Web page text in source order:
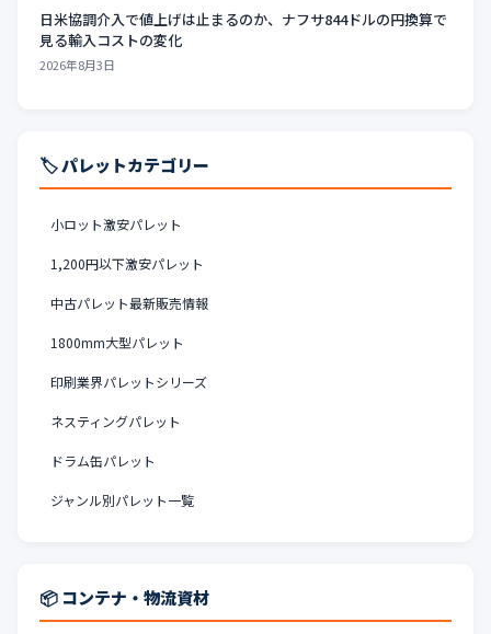
日米協調介入で値上げは止まるのか、ナフサ844ドルの円換算で
見る輸入コストの変化
2026年8月3日
🏷️ パレットカテゴリー
小ロット激安パレット
1,200円以下激安パレット
中古パレット最新販売情報
1800mm大型パレット
印刷業界パレットシリーズ
ネスティングパレット
ドラム缶パレット
ジャンル別パレット一覧
📦 コンテナ・物流資材